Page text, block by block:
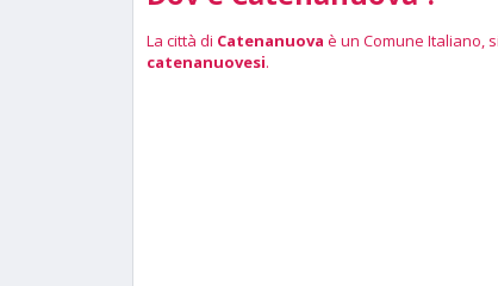
La città di Catenanuova è un Comune Italiano,
catenanuovesi.